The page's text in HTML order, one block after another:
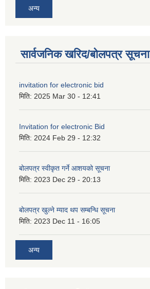
अन्य
सार्वजनिक खरिद/बोलपत्र सूचना
invitation for electronic bid
मिति: 2025 Mar 30 - 12:41
Invitation for electronic Bid
मिति: 2024 Feb 29 - 12:32
बोलपत्र स्वीकृत गर्ने आशयको सूचना
मिति: 2023 Dec 29 - 20:13
बोलपत्र खुल्ने म्याद थप सम्बन्धि सूचना
मिति: 2023 Dec 11 - 16:05
अन्य